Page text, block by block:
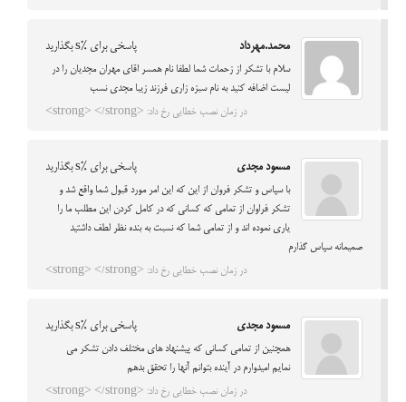
محمد.مهرداد پاسخی برای %s بگذارید
سلام با تشکر از زحمات شما لطفا نام همسر اقای مهران مجدیان را در
لیست اضافه کنید به نام سبزه زاری فرزند زیبا مجدی نسب
در زمان نصب خطایی رخ داد: <strong> </strong>
مسعود مجدی پاسخی برای %s بگذارید
با سپاس و تشکر فروان از این که این امر مورد قبول شما واقع شد و
تشکر فراوان از تمامی که کسانی که در کامل کردن این مطلب ما را
یاری نموده اند و از تمامی شما که نسبت به بنده نظر لطف داشتید
صمیمانه سپاس گذارم
در زمان نصب خطایی رخ داد: <strong> </strong>
مسعود مجدی پاسخی برای %s بگذارید
همچنین از تمامی کسانی که پیشنهاد های مختلف دادن تشکر می
نمایم امیدوارم در آینده بتوانم آنها را تحقق بدهم
در زمان نصب خطایی رخ داد: <strong> </strong>